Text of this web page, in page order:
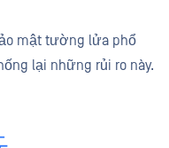
mật tường lửa phổ
lại những rủi ro này.